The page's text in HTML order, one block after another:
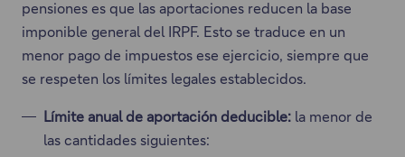
pensiones es que las aportaciones reducen la base
imponible general del IRPF. Esto se traduce en un
menor pago de impuestos ese ejercicio, siempre que
se respeten los límites legales establecidos.
Límite anual de aportación deducible: la menor de
las cantidades siguientes: